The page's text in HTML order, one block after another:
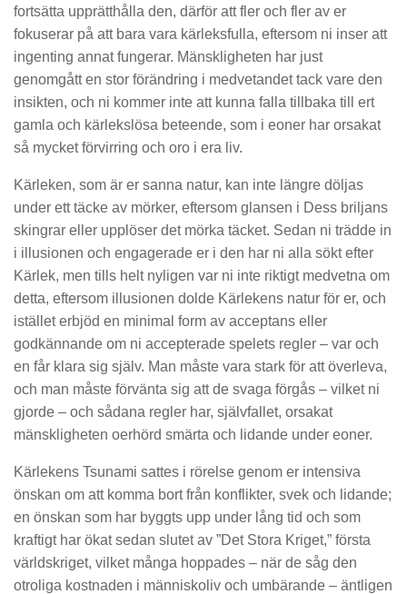
fortsätta upprätthålla den, därför att fler och fler av er
fokuserar på att bara vara kärleksfulla, eftersom ni inser att
ingenting annat fungerar. Mänskligheten har just
genomgått en stor förändring i medvetandet tack vare den
insikten, och ni kommer inte att kunna falla tillbaka till ert
gamla och kärlekslösa beteende, som i eoner har orsakat
så mycket förvirring och oro i era liv.
Kärleken, som är er sanna natur, kan inte längre döljas
under ett täcke av mörker, eftersom glansen i Dess briljans
skingrar eller upplöser det mörka täcket. Sedan ni trädde in
i illusionen och engagerade er i den har ni alla sökt efter
Kärlek, men tills helt nyligen var ni inte riktigt medvetna om
detta, eftersom illusionen dolde Kärlekens natur för er, och
istället erbjöd en minimal form av acceptans eller
godkännande om ni accepterade spelets regler – var och
en får klara sig själv. Man måste vara stark för att överleva,
och man måste förvänta sig att de svaga förgås – vilket ni
gjorde – och sådana regler har, självfallet, orsakat
mänskligheten oerhörd smärta och lidande under eoner.
Kärlekens Tsunami sattes i rörelse genom er intensiva
önskan om att komma bort från konflikter, svek och lidande;
en önskan som har byggts upp under lång tid och som
kraftigt har ökat sedan slutet av ”Det Stora Kriget,” första
världskriget, vilket många hoppades – när de såg den
otroliga kostnaden i människoliv och umbärande – äntligen